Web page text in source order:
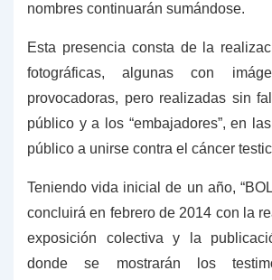
nombres continuarán sumándose.
Esta presencia consta de la
fotográficas, algunas con
provocadoras, pero realizadas sin
público y a los “embajadores”, en
público a unirse contra el cáncer
Teniendo vida inicial de un año,
concluirá en febrero de 2014 con la
exposición colectiva y la
donde se mostrarán los